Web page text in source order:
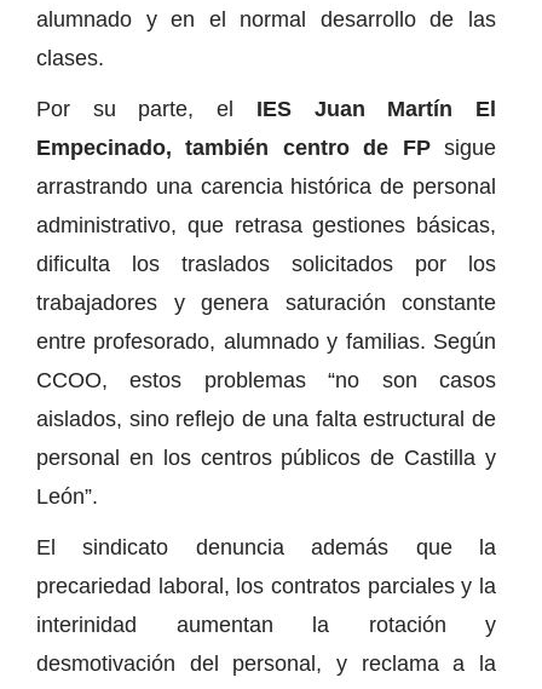
alumnado y en el normal desarrollo de las
clases.
Por su parte, el IES Juan Martín El
Empecinado, también centro de FPsigue
arrastrando una carencia histórica de personal
administrativo, que retrasa gestiones básicas,
dificulta los traslados solicitados por los
trabajadores y genera saturación constante
entre profesorado, alumnado y familias. Según
CCOO, estos problemas “no son casos
aislados, sino reflejo de una falta estructural de
personal en los centros públicos de Castilla y
León”.
El sindicato denuncia además que la
precariedad laboral, los contratos parciales y la
interinidad aumentan la rotación y
desmotivación del personal, y reclama a la